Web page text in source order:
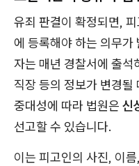
유죄 판결이 확정되면,
에 등록해야 하는 의무
자는 매년 경찰서에 출
직장 등의 정보가 변경될
중대성에 따라 법원은 신
선고할 수 있습니다.
이는 피고인의 사진, 이